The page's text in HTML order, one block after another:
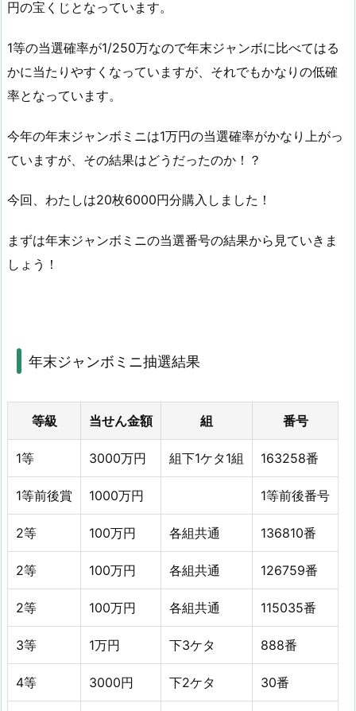
円の宝くじとなっています。
1等の当選確率が1/250万なので年末ジャンボに比べてはる
かに当たりやすくなっていますが、それでもかなりの低確
率となっています。
今年の年末ジャンボミニは1万円の当選確率がかなり上がっ
ていますが、その結果はどうだったのか！？
今回、わたしは20枚6000円分購入しました！
まずは年末ジャンボミニの当選番号の結果から見ていきま
しょう！
年末ジャンボミニ抽選結果
等級 当せん金額 組 番号
1等 3000万円 組下1ケタ1組 163258番
1等前後賞 1000万円 1等前後番号
2等 100万円 各組共通 136810番
2等 100万円 各組共通 126759番
2等 100万円 各組共通 115035番
3等 1万円 下3ケタ 888番
4等 3000円 下2ケタ 30番